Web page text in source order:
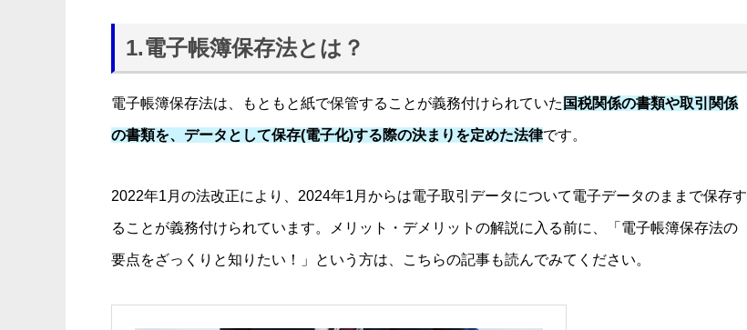
1.電子帳簿保存法とは？
電子帳簿保存法は、もともと紙で保管することが義務付けられていた 国税関係の書類や取引関係
の書類を、データとして保存(電子化)する際の決まりを定めた法律です。
2022年1月の法改正により、2024年1月からは電子取引データについて電子データのままで保存す
ることが義務付けられています。メリット・デメリットの解説に入る前に、「電子帳簿保存法の
要点をざっくりと知りたい！」という方は、こちらの記事も読んでみてください。